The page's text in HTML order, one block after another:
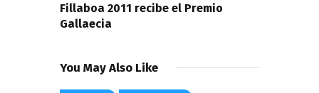
Fillaboa 2011 recibe el Premio
Gallaecia
You May Also Like